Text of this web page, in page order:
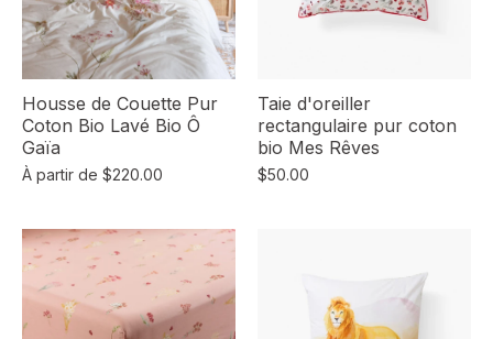
Housse de Couette Pur
Coton Bio Lavé Bio Ô
Gaïa
À partir de $220.00
Taie d'oreiller
rectangulaire pur coton
bio Mes Rêves
$50.00